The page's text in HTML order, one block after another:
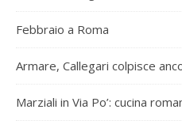
Febbraio a Roma
Armare, Callegari colpisce
Marziali in Via Po’: cucina